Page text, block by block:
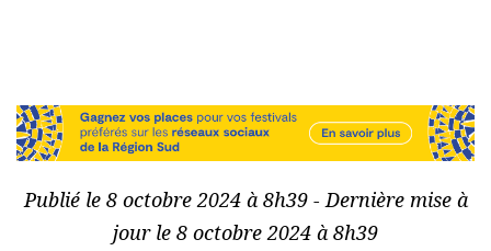
Publié le 8 octobre 2024 à 8h39 - Dernière mise à
jour le 8 octobre 2024 à 8h39